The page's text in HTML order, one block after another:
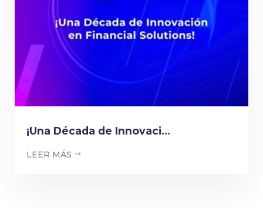
¡Una Década de Innovaci...
LEER MÁS